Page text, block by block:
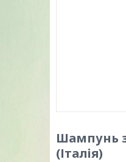
Шампунь
(Італія)